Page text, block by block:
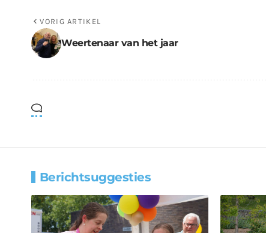
VORIG ARTIKEL
Weertenaar van het jaar
Berichtsuggesties